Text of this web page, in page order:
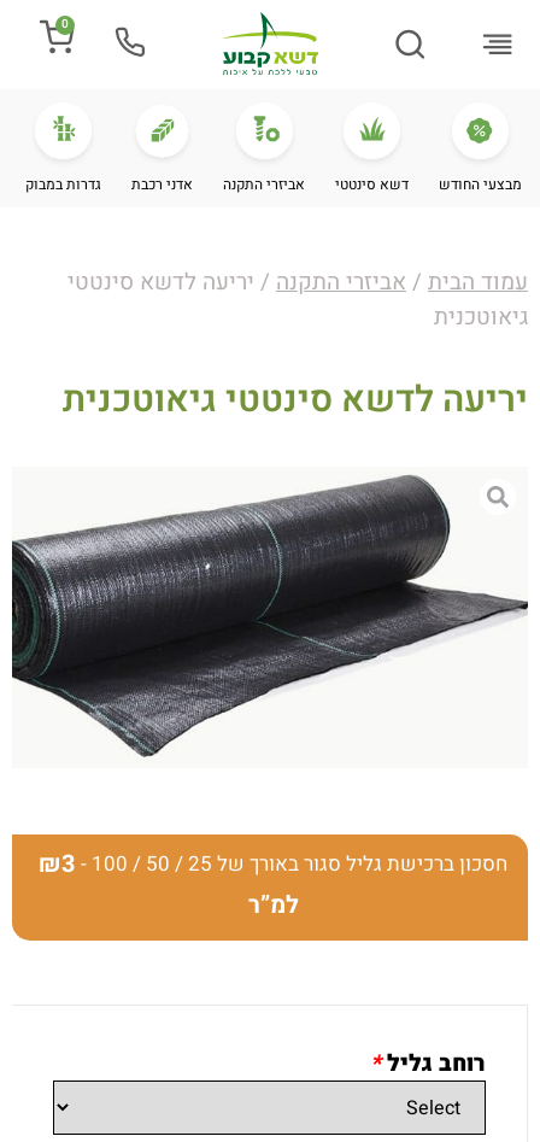
0
מבצעי החודש דשא סינטטי אביזרי התקנה אדני רכבת גדרות במבוק
עמוד הבית /אביזרי התקנה / יריעה לדשא סינטטי
גיאוטכנית
יריעה לדשא סינטטי גיאוטכנית
חסכון ברכישת גליל סגור באורך של 25 / 50 / 100 -
₪3
למ”ר
רוחב גליל*